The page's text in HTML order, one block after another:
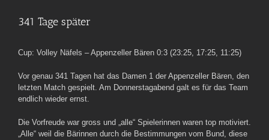
341 Tage später
Cup: Volley Näfels – Appenzeller Bären 0:3 (23:25, 17:25, 11:25)
Vor genau 341 Tagen hat das Damen 1 der Appenzeller Bären, den
letzten Match gespielt. Am Donnerstagabend galt es für das Team
endlich wieder ernst.
Die Vorfreude war gross und „alle“ Spielerinnen waren top motiviert.
„Alle“ weil die Bärinnen durch die Bestimmungen vom Bund, diese